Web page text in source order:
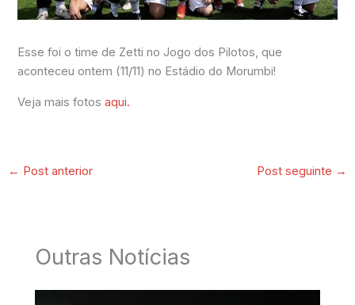
Esse foi o time de Zetti no Jogo dos Pilotos, que
aconteceu ontem (11/11) no Estádio do Morumbi!
Veja mais fotosaqui.
← Post anterior Post seguinte →
Outras Notícias